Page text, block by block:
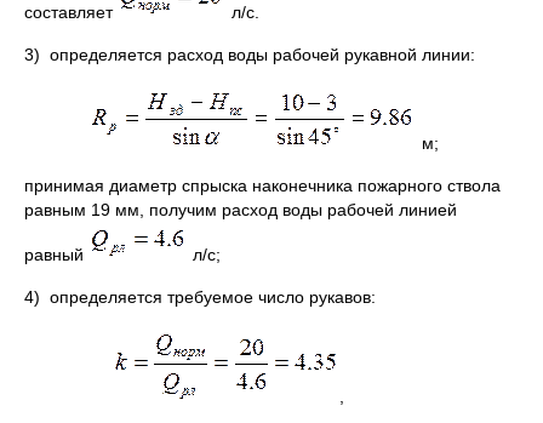
составляет л/с.
3) определяется расход воды рабочей рукавной линии:
м;
принимая диаметр спрыска наконечника пожарного ствола
равным 19 мм, получим расход воды рабочей линией
равный л/с;
4) определяется требуемое число рукавов: